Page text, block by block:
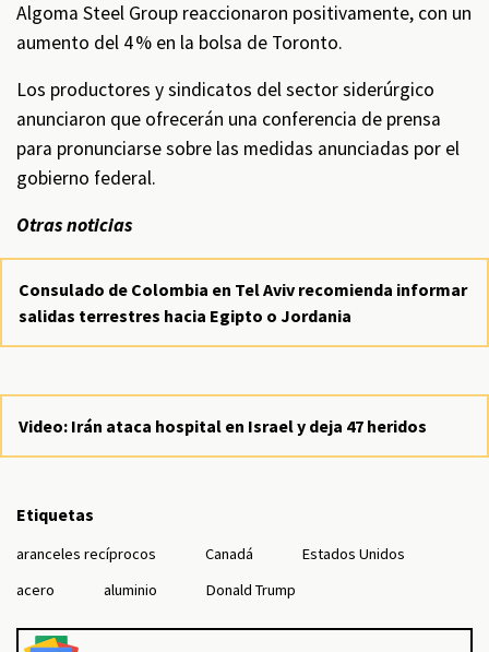
Algoma Steel Group reaccionaron positivamente, con un
aumento del 4 % en la bolsa de Toronto.
Los productores y sindicatos del sector siderúrgico
anunciaron que ofrecerán una conferencia de prensa
para pronunciarse sobre las medidas anunciadas por el
gobierno federal.
Otras noticias
Consulado de Colombia en Tel Aviv recomienda informar
salidas terrestres hacia Egipto o Jordania
Video: Irán ataca hospital en Israel y deja 47 heridos
Etiquetas
aranceles recíprocos Canadá
Estados Unidos
acero
aluminio Donald Trump